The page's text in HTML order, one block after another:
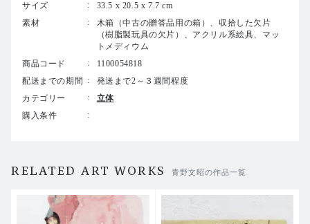
サイズ
33.5 x 20.5 x 7.7 cm
素材
木箱（中古の贈答品用の箱）、収拾した欠片
（樹脂製玩具の欠片）、アクリル系絵具、マッ
トメディウム
商品コード
1100054818
配送までの期間
発送まで2～３週間程度
カテゴリー
立体
購入条件
RELATED ART WORKS 青野文昭の作品一覧